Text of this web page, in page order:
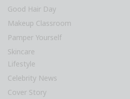
Good Hair Day
Makeup Classroom
Pamper Yourself
Skincare
Lifestyle
Celebrity News
Cover Story